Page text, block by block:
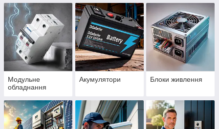
Модульне
обладнання
Акумулятори Блоки живлення